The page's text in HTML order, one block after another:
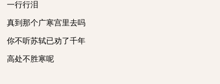
一行行泪
真到那个广寒宫里去吗
你不听苏轼已劝了千年
高处不胜寒呢